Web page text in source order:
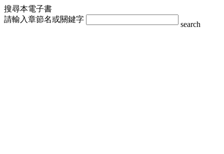
搜尋本電子書
請輸入章節名或關鍵字
search